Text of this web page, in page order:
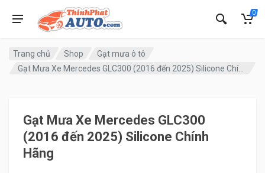
0
Trang chủ Shop
Gạt mưa ô tô
Gạt Mưa Xe Mercedes GLC300 (2016 đến 2025) Silicone Chính Hãng
Gạt Mưa Xe Mercedes GLC300
(2016 đến 2025) Silicone Chính
Hãng